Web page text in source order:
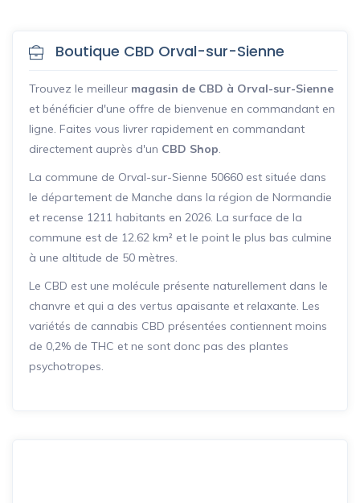
Boutique CBD Orval-sur-Sienne
Trouvez le meilleur magasin de CBD à Orval-sur-Sienne
et bénéficier d'une offre de bienvenue en commandant en
ligne. Faites vous livrer rapidement en commandant
directement auprès d'un CBD Shop
La commune de Orval-sur-Sienne 50660 est située dans
le département de Manche dans la région de Normandie
et recense 1211 habitants en 2026. La surface de la
commune est de 12.62 km² et le point le plus bas culmine
à une altitude de 50 mètres.
Le CBD est une molécule présente naturellement dans le
chanvre et qui a des vertus apaisante et relaxante. Les
variétés de cannabis CBD présentées contiennent moins
de 0,2% de THC et ne sont donc pas des plantes
psychotropes.